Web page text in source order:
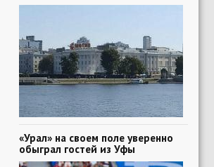
«Урал» на своем поле уверенно
обыграл гостей из Уфы